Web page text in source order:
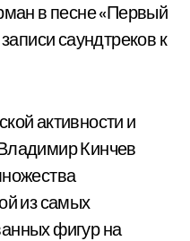
в песне «Первый
саундтреков к
активности и
Кинчев
из самых
фигур на